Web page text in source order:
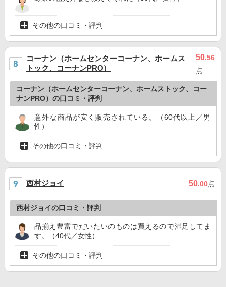
その他の口コミ・評判
コーナン（ホームセンターコーナン、ホームス
トック、コーナンPRO）
50.56
点
コーナン（ホームセンターコーナン、ホームストック、コー
ナンPRO）の口コミ・評判
意外な商品が安く販売されている。（60代以上／男
性）
その他の口コミ・評判
西村ジョイ 50.00点
西村ジョイの口コミ・評判
品揃え豊富でだいたいのものは買えるので満足してま
す。（40代／女性）
その他の口コミ・評判